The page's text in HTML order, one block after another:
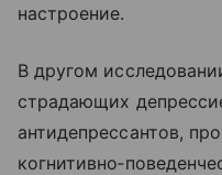
настроение.
В другом
страдающих
антидепрессантов,